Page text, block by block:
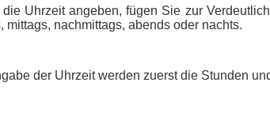
Uhrzeit angeben, fügen Sie zur
mittags, nachmittags, abends oder nachts.
der Uhrzeit werden zuerst die Stunden